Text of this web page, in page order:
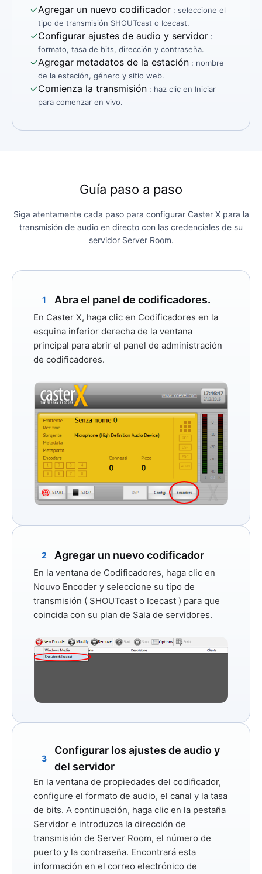
✓Agregar un nuevo codificador : seleccione el
tipo de transmisión SHOUTcast o Icecast.
✓Configurar ajustes de audio y servidor :
formato, tasa de bits, dirección y contraseña.
✓Agregar metadatos de la estación : nombre
de la estación, género y sitio web.
✓Comienza la transmisión : haz clic en Iniciar
para comenzar en vivo.
Guía paso a paso
Siga atentamente cada paso para configurar Caster X para la
transmisión de audio en directo con las credenciales de su
servidor Server Room.
1 Abra el panel de codificadores.
En Caster X, haga clic en Codificadores en la
esquina inferior derecha de la ventana
principal para abrir el panel de administración
de codificadores.
2 Agregar un nuevo codificador
En la ventana de Codificadores, haga clic en
Nouvo Encoder y seleccione su tipo de
transmisión ( SHOUTcast o Icecast ) para que
coincida con su plan de Sala de servidores.
3
Configurar los ajustes de audio y
del servidor
En la ventana de propiedades del codificador,
configure el formato de audio, el canal y la tasa
de bits. A continuación, haga clic en la pestaña
Servidor e introduzca la dirección de
transmisión de Server Room, el número de
puerto y la contraseña. Encontrará esta
información en el correo electrónico de